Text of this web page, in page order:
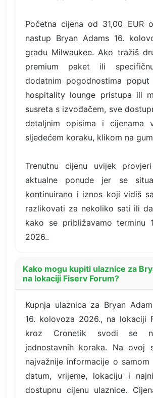
Početna cijena od 31,00 EUR
nastup Bryan Adams 16.
gradu Milwaukee. Ako tražiš
premium paket ili
dodatnim pogodnostima poput
hospitality lounge pristupa ili
susreta s izvođačem, sve
detaljnim opisima i cijenama
sljedećem koraku, klikom na
Trenutnu cijenu uvijek
aktualne ponude jer se
kontinuirano i iznos koji vidiš
razlikovati za nekoliko sati ili
kako se približavamo terminu
2026..
Kako mogu kupiti ulaznice za
na lokaciji Fiserv Forum?
Kupnja ulaznica za Bryan
16. kolovoza 2026., na lokaciji
kroz Cronetik svodi se
jednostavnih koraka. Na ovoj
najvažnije informacije o
datum, vrijeme, lokaciju i
dostupnu cijenu ulaznice.